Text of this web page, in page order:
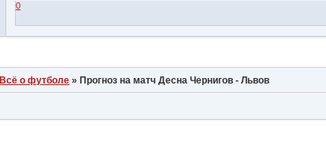
0
Всё о футболе » Прогноз на матч Десна Чернигов - Львов